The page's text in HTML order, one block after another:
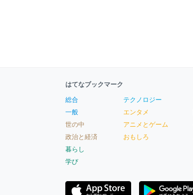
はてなブックマーク
総合
一般
世の中
政治と経済
暮らし
学び
テクノロジー
エンタメ
アニメとゲーム
おもしろ